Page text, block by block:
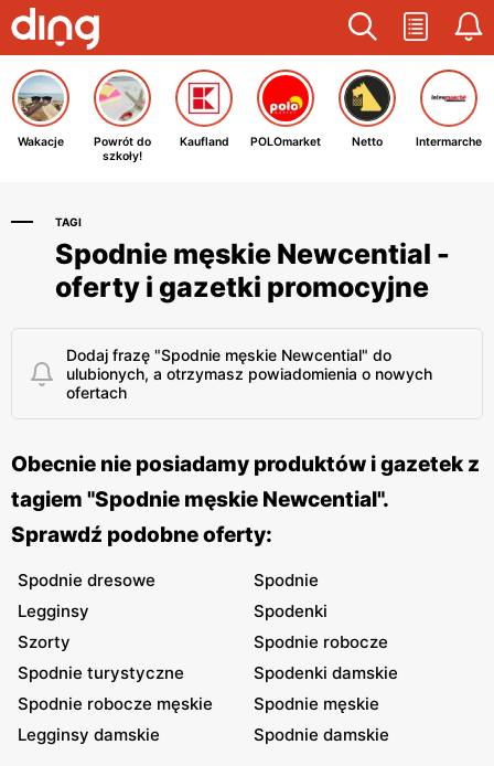
Wakacje
Powrót do
szkoły!
Kaufland POLOmarket Netto Intermarche
TAGI
Spodnie męskie Newcential -
oferty i gazetki promocyjne
Dodaj frazę "Spodnie męskie Newcential" do
ulubionych, a otrzymasz powiadomienia o nowych
ofertach
Obecnie nie posiadamy produktów i gazetek z
tagiem "Spodnie męskie Newcential".
Sprawdź podobne oferty:
Spodnie dresowe
Spodnie
Legginsy
Spodenki
Szorty
Spodnie robocze
Spodnie turystyczne
Spodenki damskie
Spodnie robocze męskie
Spodnie męskie
Legginsy damskie
Spodnie damskie